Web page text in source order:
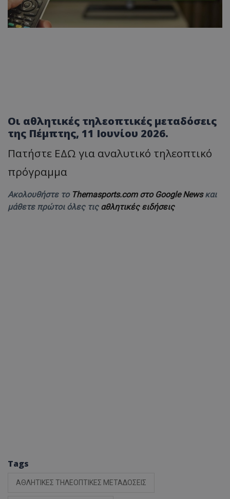
Οι αθλητικές τηλεοπτικές μεταδόσεις
της Πέμπτης, 11 Ιουνίου 2026.
Πατήστε ΕΔΩ για αναλυτικό τηλεοπτικό
πρόγραμμα
Ακολουθήστε το Themasports.com στο Google Newsκαι
μάθετε πρώτοι όλες τις αθλητικές ειδήσεις
Tags
ΑΘΛΗΤΙΚΕΣ ΤΗΛΕΟΠΤΙΚΕΣ ΜΕΤΑΔΟΣΕΙΣ